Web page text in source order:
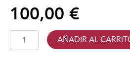
100,00 €
Grandin
Rosado,
AÑADIR AL